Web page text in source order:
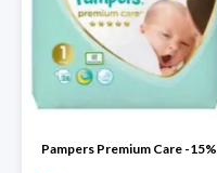
Pampers Premium Care -15%